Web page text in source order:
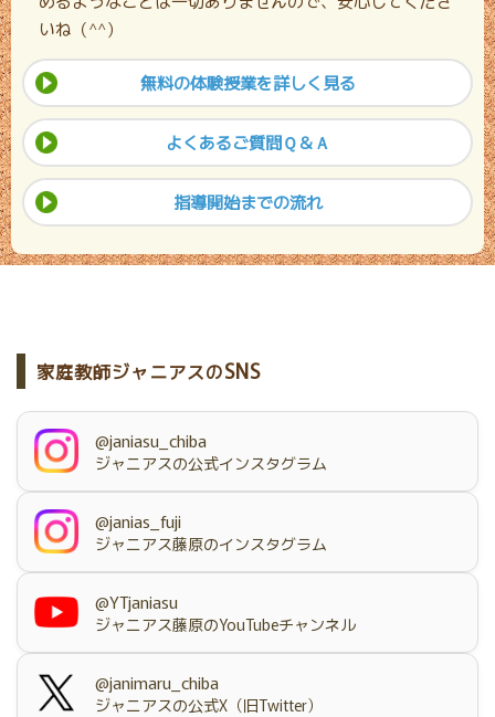
いね（^^）
無料の体験授業を詳しく見る
よくあるご質問Ｑ＆Ａ
指導開始までの流れ
家庭教師ジャニアスのSNS
@janiasu_chiba
ジャニアスの公式インスタグラム
@janias_fuji
ジャニアス藤原のインスタグラム
@YTjaniasu
ジャニアス藤原のYouTubeチャンネル
@janimaru_chiba
ジャニアスの公式X（旧Twitter）